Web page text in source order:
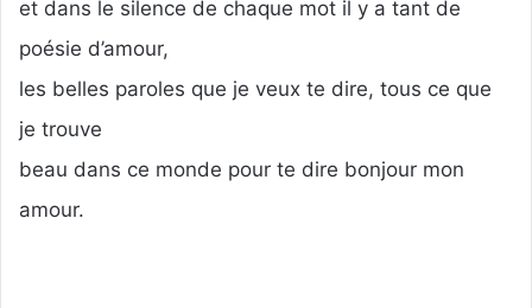
et dans le silence de chaque mot il y a tant de
poésie d’amour,
les belles paroles que je veux te dire, tous ce que
je trouve
beau dans ce monde pour te dire bonjour mon
amour.